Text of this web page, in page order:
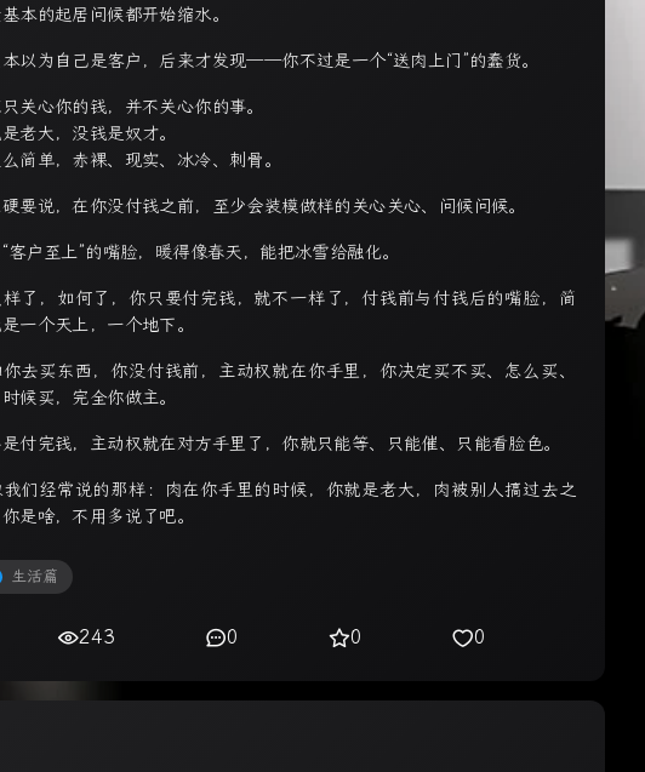
本的起居问候都开始缩水。
以为自己是客户，后来才发现——你不过是一个“送肉上门”的蠢货。
关心你的钱，并不关心你的事。
老大，没钱是奴才。
简单，赤裸、现实、冰冷、刺骨。
要说，在你没付钱之前，至少会装模做样的关心关心、问候问候。
客户至上”的嘴脸，暖得像春天，能把冰雪给融化。
了，如何了，你只要付完钱，就不一样了，付钱前与付钱后的嘴脸，简
一个天上，一个地下。
去买东西，你没付钱前，主动权就在你手里，你决定买不买、怎么买、
候买，完全你做主。
付完钱，主动权就在对方手里了，你就只能等、只能催、只能看脸色。
们经常说的那样：肉在你手里的时候，你就是老大，肉被别人搞过去之
是啥，不用多说了吧。
生活篇
243 0 0 0